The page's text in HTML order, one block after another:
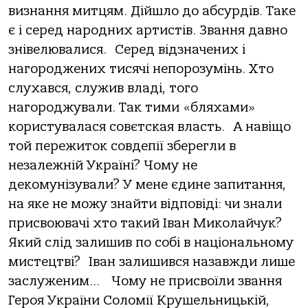
визнання митцям. Дійшло до абсурдів. Таке
є і серед народних артистів. Звання давно
знівелювалися.
Серед відзначених і
нагороджених тисячі непорозумінь. Хто
слухався, служив владі, того
нагороджували. Так тими «бляхами»
користувалася совєтская власть. А навіщо
той пережиток совдепії зберегли в
незалежній Україні? Чому не
декомунізували? У мене єдине запитання,
на яке не можу знайти відповіді: чи знали
присвоювачі хто такий Іван Миколайчук?
Який слід залишив по собі в національному
мистецтві? Іван залишився назавжди лише
заслуженим…
Чому не присвоїли звання
Героя України Соломії Крушельницькій,